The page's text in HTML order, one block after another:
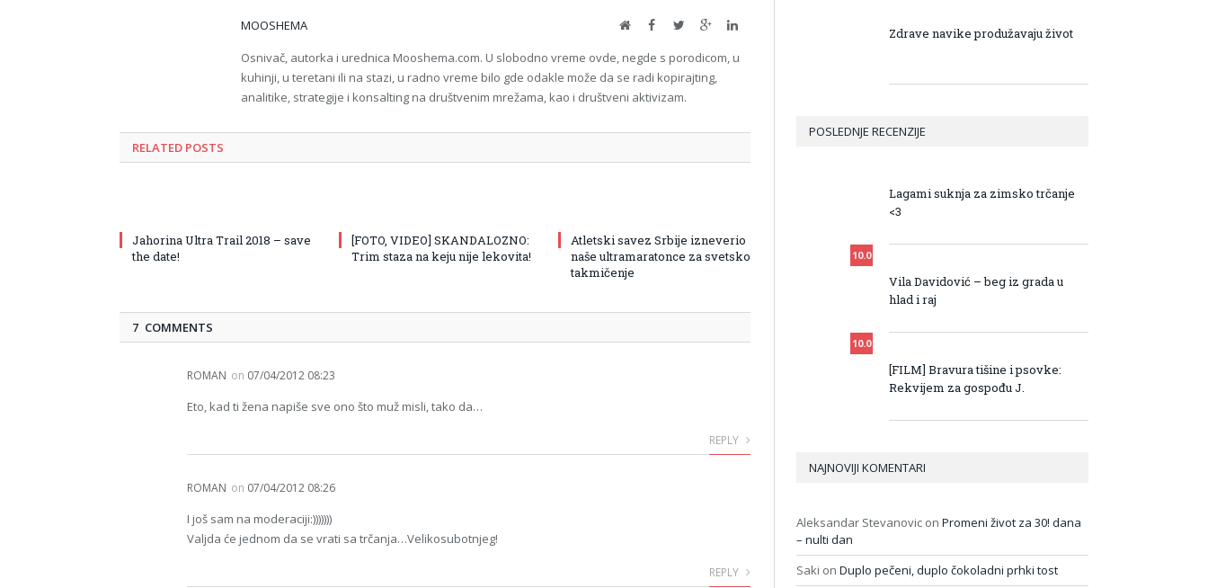
MOOSHEMA WebsiteFacebook
TwitterGoogle+LinkedIn
Osnivač, autorka i urednica Mooshema.com. U slobodno vreme ovde, negde s porodicom, u
kuhinji, u teretani ili na stazi, u radno vreme bilo gde odakle može da se radi kopirajting,
analitike, strategije i konsalting na društvenim mrežama, kao i društveni aktivizam.
RELATED POSTS
Jahorina Ultra Trail 2018 – save
the date!
[FOTO, VIDEO] SKANDALOZNO:
Trim staza na keju nije lekovita!
Atletski savez Srbije izneverio
naše ultramaratonce za svetsko
takmičenje
7 COMMENTS
ROMAN on 07/04/2012 08:23
Eto, kad ti žena napiše sve ono što muž misli, tako da…
REPLY
ROMAN on 07/04/2012 08:26
I još sam na moderaciji:)))))))
Valjda će jednom da se vrati sa trčanja…Velikosubotnjeg!
REPLY
Zdrave navike produžavaju život
POSLEDNJE RECENZIJE
Lagami suknja za zimsko trčanje
<3
10.0
Vila Davidović – beg iz grada u
hlad i raj
10.0
[FILM] Bravura tišine i psovke:
Rekvijem za gospođu J.
NAJNOVIJI KOMENTARI
Aleksandar Stevanovic on Promeni život za 30! dana
– nulti dan
Saki on Duplo pečeni, duplo čokoladni prhki tost